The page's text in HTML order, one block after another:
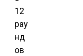
12
рау
нд
ов